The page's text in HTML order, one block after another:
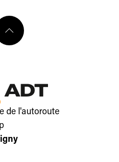
de l'autoroute